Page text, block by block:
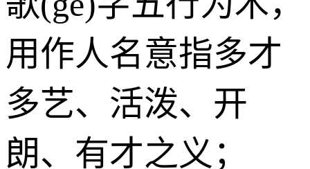
用作人名意指多才
多艺、活泼、开
朗、有才之义；